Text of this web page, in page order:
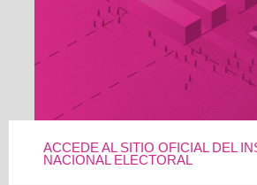
ACCEDE AL SITIO OFICIAL DEL
NACIONAL ELECTORAL